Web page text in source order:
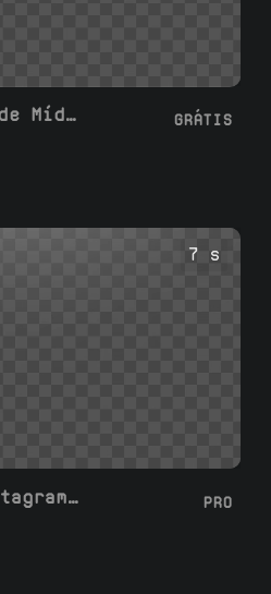
Barra Inferior de Mídias Sociais Lower Third GRÁTIS
7 s
Lembrete do Instagram no Telefone PRO